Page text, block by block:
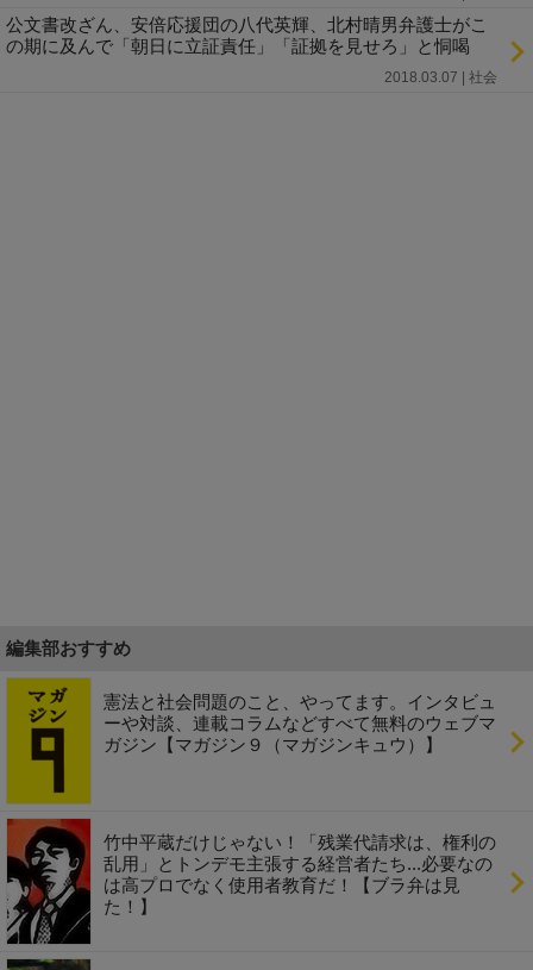
公文書改ざん、安倍応援団の八代英輝、北村晴男弁護士がこ
の期に及んで「朝日に立証責任」「証拠を見せろ」と恫喝
2018.03.07 | 社会
編集部おすすめ
憲法と社会問題のこと、やってます。インタビュ
ーや対談、連載コラムなどすべて無料のウェブマ
ガジン【マガジン９（マガジンキュウ）】
竹中平蔵だけじゃない！「残業代請求は、権利の
乱用」とトンデモ主張する経営者たち...必要なの
は高プロでなく使用者教育だ！【ブラ弁は見
た！】